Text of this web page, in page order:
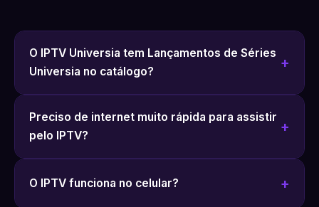
O IPTV Universia tem Lançamentos de Séries
Universia no catálogo?
Preciso de internet muito rápida para assistir
pelo IPTV?
O IPTV funciona no celular?